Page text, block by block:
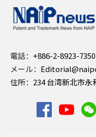
電話： +886-2-8923-7350
メール：
住所： 234 台湾新北市